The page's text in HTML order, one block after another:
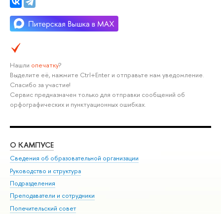
Нашли опечатку?
Выделите её, нажмите Ctrl+Enter и отправьте нам уведомление.
Спасибо за участие!
Сервис предназначен только для отправки сообщений об
орфографических и пунктуационных ошибках.
О КАМПУСЕ
Сведения об образовательной организации
Руководство и структура
Подразделения
Преподаватели и сотрудники
Попечительский совет